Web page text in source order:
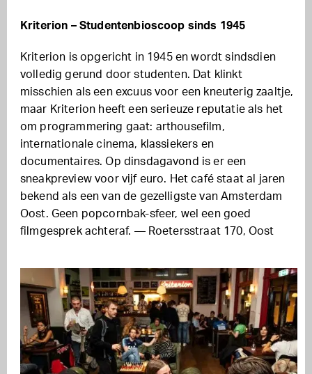
Kriterion – Studentenbioscoop sinds 1945
Kriterion is opgericht in 1945 en wordt sindsdien
volledig gerund door studenten. Dat klinkt
misschien als een excuus voor een kneuterig zaaltje,
maar Kriterion heeft een serieuze reputatie als het
om programmering gaat: arthousefilm,
internationale cinema, klassiekers en
documentaires. Op dinsdagavond is er een
sneakpreview voor vijf euro. Het café staat al jaren
bekend als een van de gezelligste van Amsterdam
Oost. Geen popcornbak-sfeer, wel een goed
filmgesprek achteraf. — Roetersstraat 170, Oost